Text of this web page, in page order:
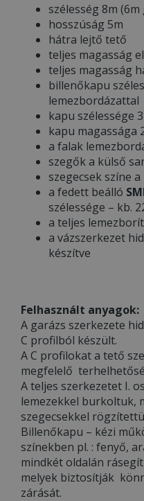
szélesség 8m
hosszúság 5m
hátra lejtő tető
teljes magasság
teljes magasság
billenőkapu
lemezbordázattal
kapu szélessége
kapu magassága
a falak
szegők a külső
szegecsek színe
a fedett beálló
szélessége – kb.
a teljes
a vázszerkezet
készítve
Felhasznált anyagok:
A garázs szerkezete
C profilból készült.
A C profilokat a tető
megfelelő
A teljes szerkezetet I.
lemezekkel burkoltuk,
szegecsekkel
Billenőkapu – kézi
színekben pl. : fenyő,
mindkét oldalán
melyek biztosítják
zárását.